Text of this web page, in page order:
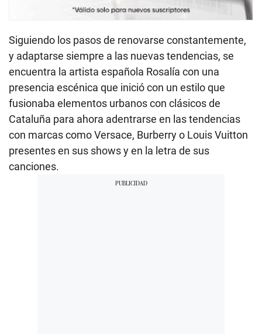
Siguiendo los pasos de renovarse constantemente,
y adaptarse siempre a las nuevas tendencias, se
encuentra la artista española Rosalía con una
presencia escénica que inició con un estilo que
fusionaba elementos urbanos con clásicos de
Cataluña para ahora adentrarse en las tendencias
con marcas como Versace, Burberry o Louis Vuitton
presentes en sus shows y en la letra de sus
canciones.